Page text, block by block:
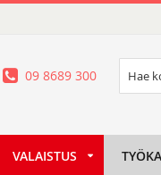
Haku
09 8689 300
VALAISTUS